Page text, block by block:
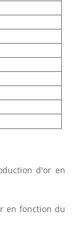
d'or en
en fonction du